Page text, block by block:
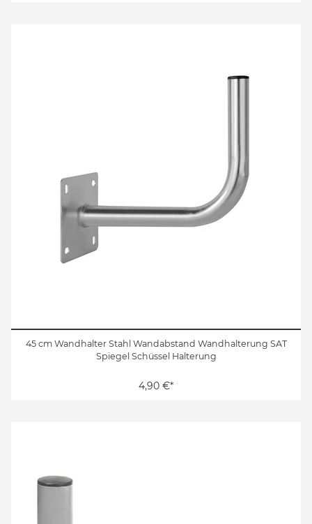
45 cm Wandhalter Stahl Wandabstand Wandhalterung SAT
Spiegel Schüssel Halterung
4,90 €*